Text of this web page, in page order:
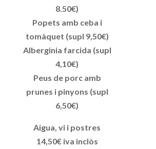
8.50€)
Popets amb ceba i
tomàquet (supl 9,50€)
Alberginia farcida (supl
4,10€)
Peus de porc amb
prunes i pinyons (supl
6,50€)
Aigua, vi i postres
14,50€ iva inclòs